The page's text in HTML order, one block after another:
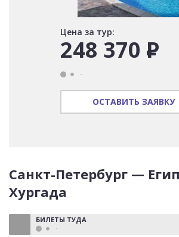
Санкт-Петербург —
Хургада
БИЛЕТЫ ТУДА
Цена за тур:
248 370 Р
ОСТАВИТЬ ЗАЯВКУ